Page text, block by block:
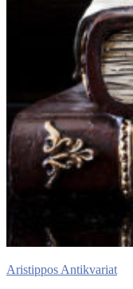
Aristippos Antikvariat